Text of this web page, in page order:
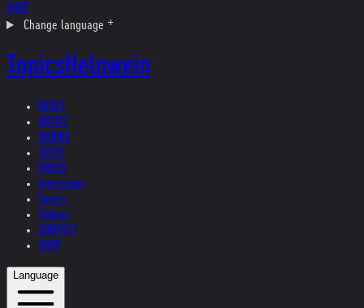
SHOP
Change language
TopicsHelnwein
NEWS
ARTIST
WORKS
TEXTS
PRESS
Interviews
Topics
Videos
CONTACT
SHOP
Language